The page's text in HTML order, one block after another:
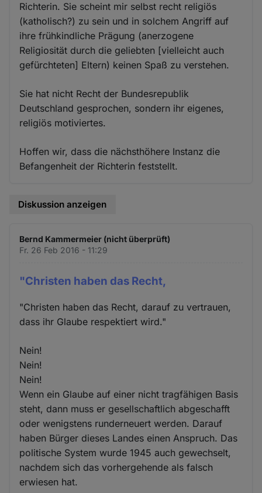
Richterin. Sie scheint mir selbst recht religiös
(katholisch?) zu sein und in solchem Angriff auf
ihre frühkindliche Prägung (anerzogene
Religiosität durch die geliebten [vielleicht auch
gefürchteten] Eltern) keinen Spaß zu verstehen.
Sie hat nicht Recht der Bundesrepublik
Deutschland gesprochen, sondern ihr eigenes,
religiös motiviertes.
Hoffen wir, dass die nächsthöhere Instanz die
Befangenheit der Richterin feststellt.
Diskussion anzeigen
Bernd Kammermeier (nicht überprüft)
Fr. 26 Feb 2016 - 11:29
"Christen haben das Recht,
"Christen haben das Recht, darauf zu vertrauen,
dass ihr Glaube respektiert wird."
Nein!
Nein!
Nein!
Wenn ein Glaube auf einer nicht tragfähigen Basis
steht, dann muss er gesellschaftlich abgeschafft
oder wenigstens runderneuert werden. Darauf
haben Bürger dieses Landes einen Anspruch. Das
politische System wurde 1945 auch gewechselt,
nachdem sich das vorhergehende als falsch
erwiesen hat.